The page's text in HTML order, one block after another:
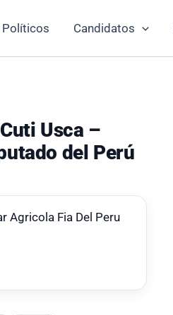
Candidatos
Usca –
del Perú
Agricola Fia Del Peru